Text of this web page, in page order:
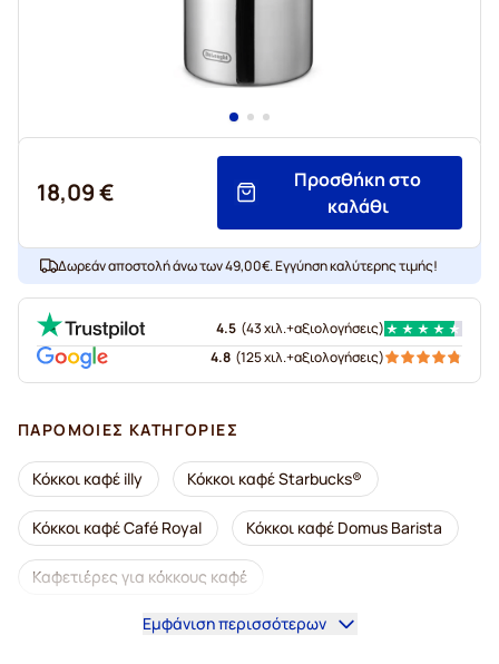
18,09 €
Προσθήκη στο
καλάθι
Δωρεάν αποστολή άνω των 49,00€. Εγγύηση καλύτερης τιμής!
4.5 (43 χιλ.+αξιολογήσεις)
4.8 (125 χιλ.+αξιολογήσεις)
ΠΑΡΌΜΟΙΕΣ ΚΑΤΗΓΟΡΊΕΣ
Κόκκοι καφέ illy Κόκκοι καφέ Starbucks®
Κόκκοι καφέ Café Royal Κόκκοι καφέ Domus Barista
Καφετιέρες για κόκκους καφέ
Ντεκαφεϊνέ κόκκοι καφέ Κόκκοι καφέ L'OR
Εμφάνιση περισσότερων